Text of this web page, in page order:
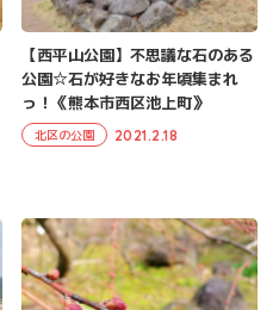
【西平山公園】不思議な石のある
公園☆石が好きなお年頃集まれ
っ！《熊本市西区池上町》
北区の公園 2021.2.18